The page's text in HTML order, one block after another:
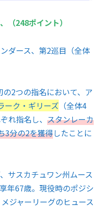
（248ポイント）
ダース、第2巡目（全体
2つの指名において、ア
ーク・ギリーズ （全体4
れ指名し、 スタンレーカ
3分の2を獲得したことに
サスカチュワン州ムース
年67歳。現役時のポジシ
ジャーリーグのヒュース